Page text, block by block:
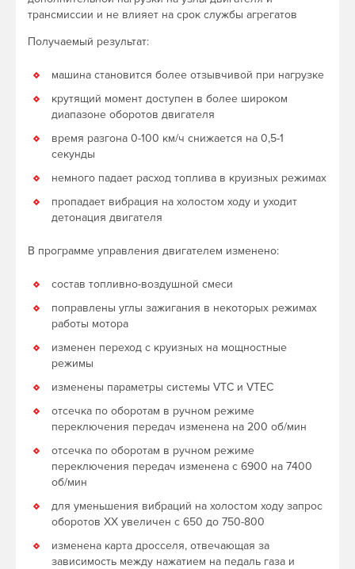
трансмиссии и не влияет на срок службы агрегатов
Получаемый результат:
машина становится более отзывчивой при нагрузке
крутящий момент доступен в более широком
диапазоне оборотов двигателя
время разгона 0-100 км/ч снижается на 0,5-1
секунды
немного падает расход топлива в круизных режимах
пропадает вибрация на холостом ходу и уходит
детонация двигателя
В программе управления двигателем изменено:
состав топливно-воздушной смеси
поправлены углы зажигания в некоторых режимах
работы мотора
изменен переход с круизных на мощностные
режимы
изменены параметры системы VTC и VTEC
отсечка по оборотам в ручном режиме
переключения передач изменена на 200 об/мин
отсечка по оборотам в ручном режиме
переключения передач изменена с 6900 на 7400
об/мин
для уменьшения вибраций на холостом ходу запрос
оборотов ХХ увеличен с 650 до 750-800
изменена карта дросселя, отвечающая за
зависимость между нажатием на педаль газа и